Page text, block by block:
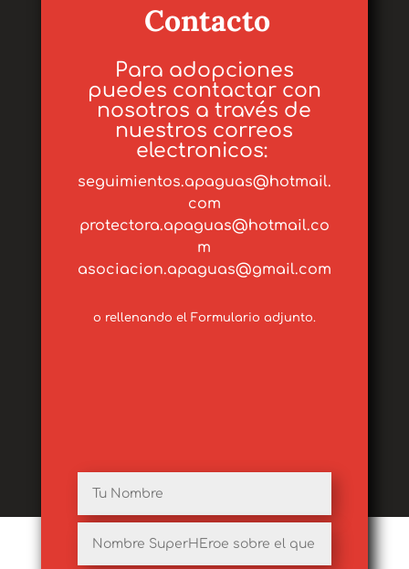
Contacto
Para adopciones
puedes contactar con
nosotros a través de
nuestros correos
electronicos:
seguimientos.apaguas@hotmail.
com
protectora.apaguas@hotmail.co
m
asociacion.apaguas@gmail.com
o rellenando el Formulario adjunto.